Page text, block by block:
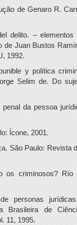
de Genaro R.
delito. – elementos
de Juan Bustos
1992.
y política
Selim de. Do
penal da pessoa
Ícone, 2001.
São Paulo: Revista
os criminosos? Río
de personas
Brasileira de
11, 1995.